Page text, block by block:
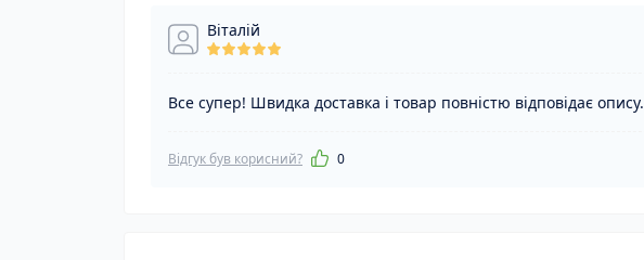
Віталій
Все супер! Швидка доставка і товар повністю відповідає опису.
Відгук був корисний? 0